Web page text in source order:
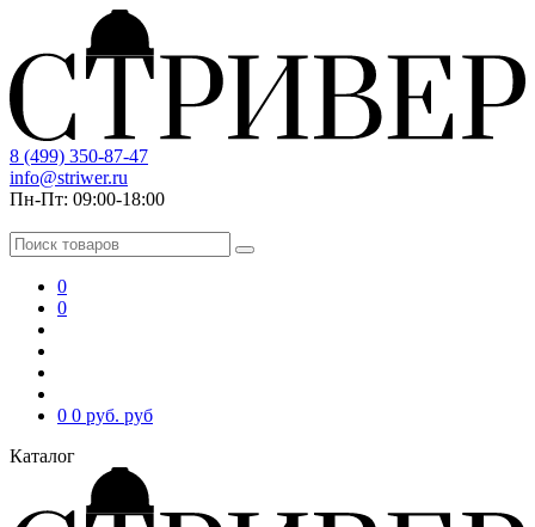
8 (499) 350-87-47
info@striwer.ru
Пн-Пт: 09:00-18:00
0
0
0 0 руб. руб
Каталог